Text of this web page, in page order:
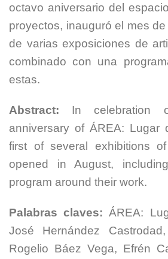
octavo aniversario del
proyectos, inauguró el mes
de varias exposiciones de
combinado con una
estas.
Abstract: In celebration
anniversary of ÁREA: Lugar
first of several exhibitions
opened in August,
program around their work.
Palabras claves: ÁREA:
José Hernández
Rogelio Báez Vega, Efrén